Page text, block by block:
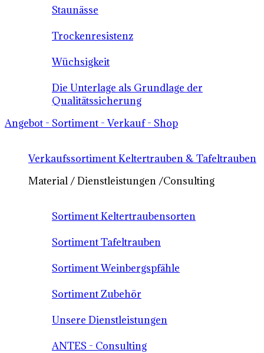
Staunässe
Trockenresistenz
Wüchsigkeit
Die Unterlage als Grundlage der
Qualitätssicherung
Angebot - Sortiment - Verkauf - Shop
Verkaufssortiment Keltertrauben & Tafeltrauben
Material / Dienstleistungen /Consulting
Sortiment Keltertraubensorten
Sortiment Tafeltrauben
Sortiment Weinbergspfähle
Sortiment Zubehör
Unsere Dienstleistungen
ANTES - Consulting